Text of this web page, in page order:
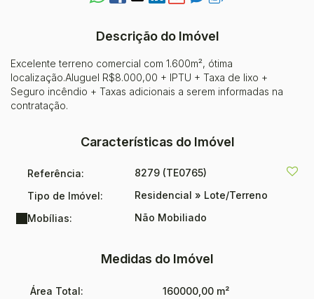
Descrição do Imóvel
Excelente terreno comercial com 1.600m², ótima
localização.Aluguel R$8.000,00 + IPTU + Taxa de lixo +
Seguro incêndio + Taxas adicionais a serem informadas na
contratação.
Características do Imóvel
Referência: 8279 (TE0765)
Tipo de Imóvel:
Residencial » Lote/Terreno
Mobílias:
Não Mobiliado
Medidas do Imóvel
Área Total: 160000,00 m²